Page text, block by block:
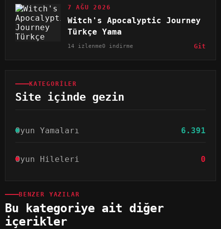
7 AĞU 2026
Witch's Apocalyptic Journey
Türkçe Yama
14 izlenme0 indirme Git
KATEGORILER
Site içinde gezin
Oyun Yamaları 6.391
Oyun Hileleri 0
BENZER YAZILAR
Bu kategoriye ait diğer
içerikler